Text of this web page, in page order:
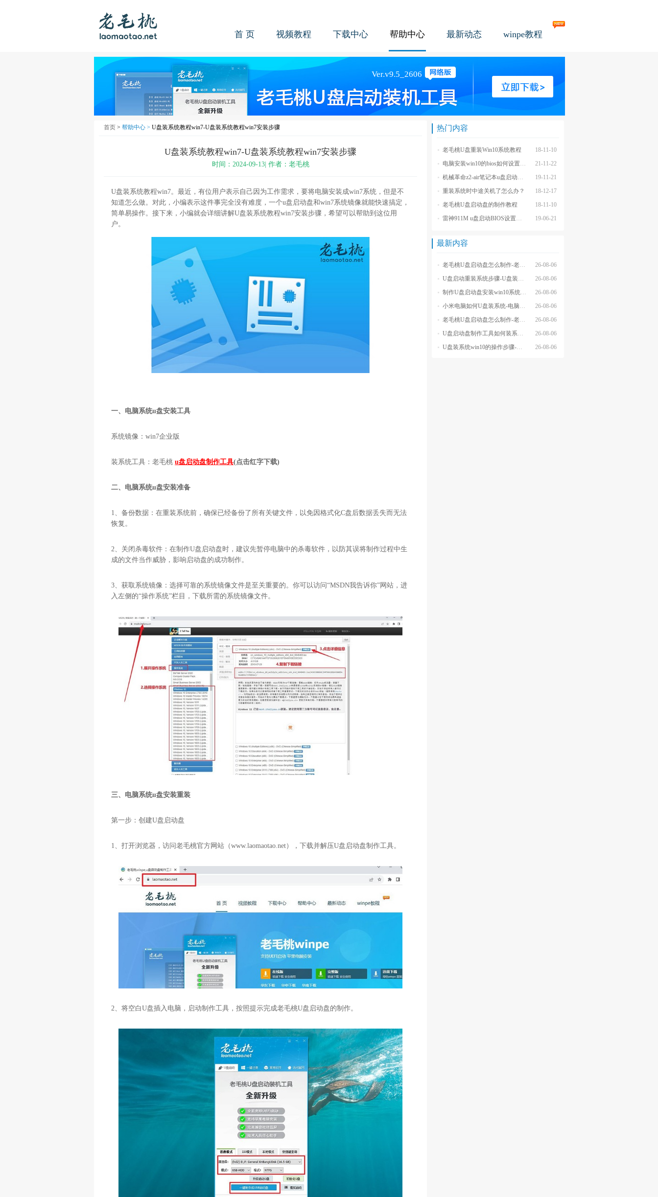
首 页 视频教程 下载中心 帮助中心 最新动态 winpe教程
首页 > 帮助中心 > U盘装系统教程win7-U盘装系统教程win7安装步骤
U盘装系统教程win7-U盘装系统教程win7安装步骤
时间：2024-09-13| 作者：老毛桃
U盘装系统教程win7。最近，有位用户表示自己因为工作需求，要将电脑安装成win7系统，但是不
知道怎么做。对此，小编表示这件事完全没有难度，一个u盘启动盘和win7系统镜像就能快速搞定，
简单易操作。接下来，小编就会详细讲解U盘装系统教程win7安装步骤，希望可以帮助到这位用
户。
一、电脑系统u盘安装工具
系统镜像： win7企业版
装系统工具：老毛桃 u盘启动盘制作工具(点击红字下载)
二、电脑系统u盘安装准备
1、备份数据：在重装系统前，确保已经备份了所有关键文件，以免因格式化C盘后数据丢失而无法
恢复。
2、关闭杀毒软件：在制作U盘启动盘时，建议先暂停电脑中的杀毒软件，以防其误将制作过程中生
成的文件当作威胁，影响启动盘的成功制作。
3、获取系统镜像：选择可靠的系统镜像文件是至关重要的。你可以访问“MSDN我告诉你”网站，进
入左侧的“操作系统”栏目，下载所需的系统镜像文件。
三、电脑系统u盘安装重装
第一步：创建U盘启动盘
1、打开浏览器，访问老毛桃官方网站（www.laomaotao.net），下载并解压U盘启动盘制作工具。
2、将空白U盘插入电脑，启动制作工具，按照提示完成老毛桃U盘启动盘的制作。
热门内容
18-11-10
老毛桃U盘重装Win10系统教程
21-11-22
电脑安装win10的bios如何设置u盘图文教程
19-11-21
机械革命z2-air笔记本u盘启动BIOS设置教程
18-12-17
重装系统时中途关机了怎么办？
18-11-10
老毛桃U盘启动盘的制作教程
19-06-21
雷神911M u盘启动BIOS设置教程
最新内容
26-08-06
老毛桃U盘启动盘怎么制作-老毛桃winpeU盘启动盘制作步骤
26-08-06
U盘启动重装系统步骤-U盘装系统步骤操作
26-08-06
制作U盘启动盘安装win10系统步骤-制作U盘启动盘安装win10系统步骤
26-08-06
小米电脑如何U盘装系统-电脑怎么U盘装系统
26-08-06
老毛桃U盘启动盘怎么制作-老毛桃U盘启动盘制作步骤
26-08-06
U盘启动盘制作工具如何装系统- U盘启动盘制作工具怎么装系统
26-08-06
U盘装系统win10的操作步骤-外星人U盘装系统win10电脑